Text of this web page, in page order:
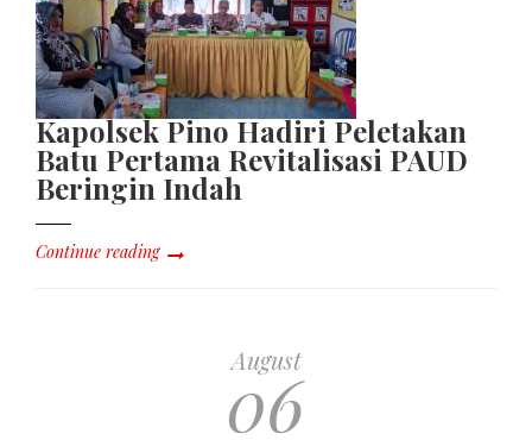
Kapolsek Pino Hadiri Peletakan
Batu Pertama Revitalisasi PAUD
Beringin Indah
Continue reading
August
06